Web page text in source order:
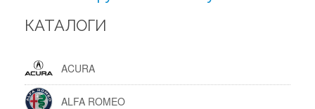
КАТАЛОГИ
ACURA
ALFA ROMEO